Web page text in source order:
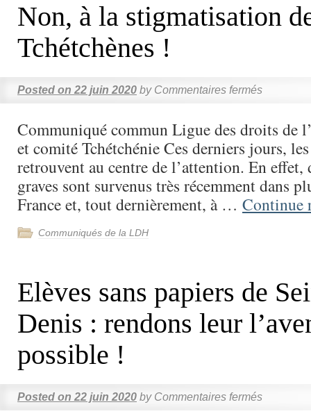
Non, à la stigmatisation
Tchétchènes !
Posted on 22 juin 2020 by Commentaires fermés
Communiqué commun Ligue des droits de
et comité Tchétchénie Ces derniers jours, les
retrouvent au centre de l’attention. En effet,
graves sont survenus très récemment dans
France et, tout dernièrement, à … Continue
Communiqués de la LDH
Elèves sans papiers de
Denis : rendons leur
possible !
Posted on 22 juin 2020 by Commentaires fermés